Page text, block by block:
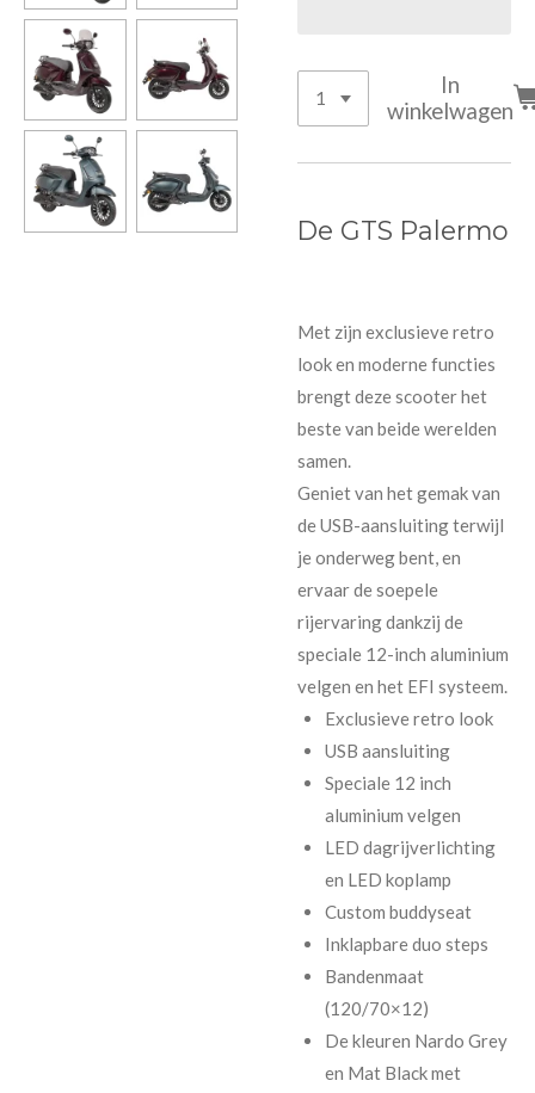
In
winkelwagen
De GTS Palermo
Met zijn exclusieve retro
look en moderne functies
brengt deze scooter het
beste van beide werelden
samen.
Geniet van het gemak van
de USB-aansluiting terwijl
je onderweg bent, en
ervaar de soepele
rijervaring dankzij de
speciale 12-inch aluminium
velgen en het EFI systeem.
Exclusieve retro look
USB aansluiting
Speciale 12 inch
aluminium velgen
LED dagrijverlichting
en LED koplamp
Custom buddyseat
Inklapbare duo steps
Bandenmaat
(120/70×12)
De kleuren Nardo Grey
en Mat Black met